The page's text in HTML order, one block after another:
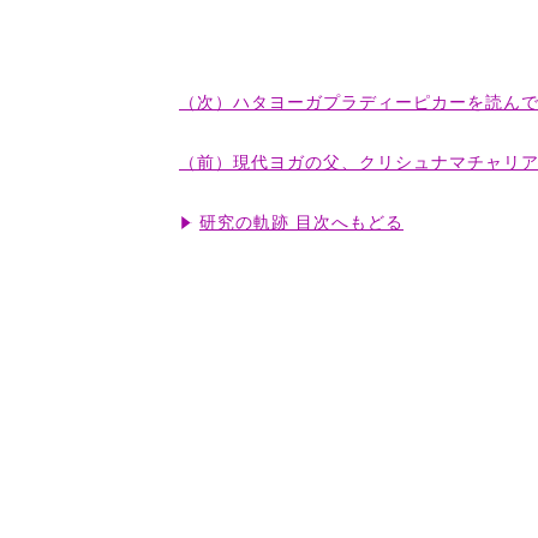
（次）ハタヨーガプラディーピカーを読ん
（前）現代ヨガの父、クリシュナマチャリ
研究の軌跡 目次へもどる